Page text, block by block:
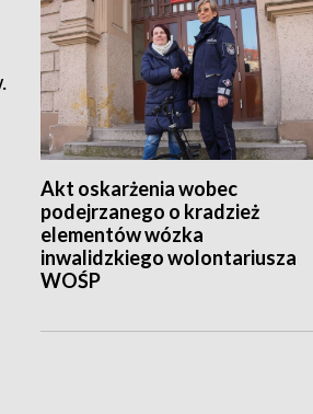
Akt oskarżenia wobec
podejrzanego o kradzież
elementów wózka
inwalidzkiego wolontariusza
WOŚP